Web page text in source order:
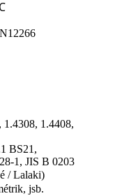
1.4308, 1.4408,
BS21,
1, JIS B 0203
/ Lalaki)
jsb.